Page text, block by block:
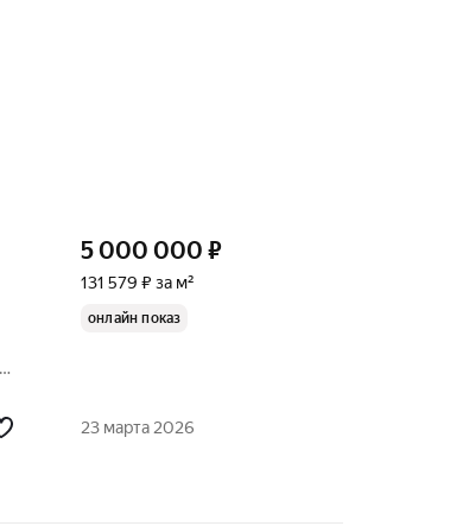
5 000 000 ₽
131 579 ₽ за м²
онлайн показ
23 марта 2026